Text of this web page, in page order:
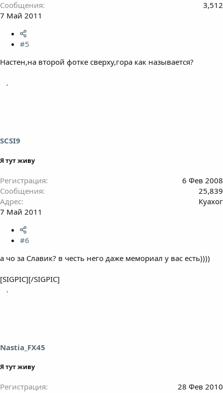
Сообщения
3,512
7 Май 2011
#5
Настен,на второй фотке сверху,гора как называется?
SCSI9
Я тут живу
Регистрация
6 Фев 2008
Сообщения
25,839
Адрес
Куахог
7 Май 2011
#6
а чо за Славик? в честь него даже мемориал у вас есть))))
[SIGPIC][/SIGPIC]
Nastia_FX45
Я тут живу
Регистрация
28 Фев 2010